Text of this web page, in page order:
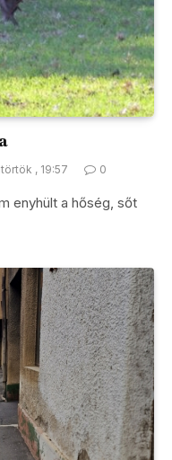
, 19:57 0
enyhült a hőség, sőt